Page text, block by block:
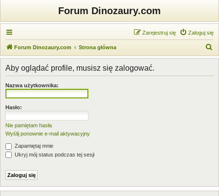
Forum Dinozaury.com
Zaloguj się
Zarejestruj się
Forum Dinozaury.com Strona główna
z
Aby oglądać profile, musisz się zalogować.
Nazwa użytkownika:
Hasło:
Nie pamiętam hasła
Wyślij ponownie e-mail aktywacyjny
Zapamiętaj mnie
Ukryj mój status podczas tej sesji